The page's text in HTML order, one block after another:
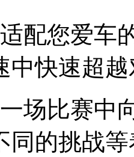
配您爱车
中快速超
场比赛中
同的挑战